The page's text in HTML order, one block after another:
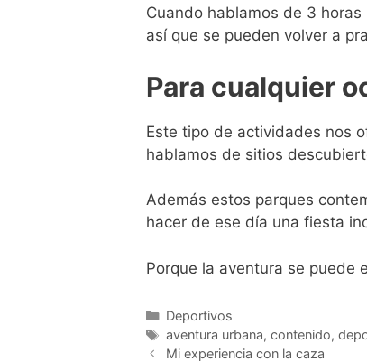
Cuando hablamos de 3
así que se pueden volver a
Para cualquier
Este tipo de actividades nos
hablamos de sitios
Además estos parques
hacer de ese día una fiesta
Porque la aventura se puede
Categorías
Deportivos
Etiquetas
aventura urbana, contenido,
Mi experiencia con la caza